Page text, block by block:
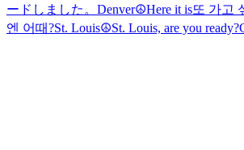
ードしました。 Denver☮️Here it is또 가고
엔 어때?St. Louis☮️St. Louis, are you ready?